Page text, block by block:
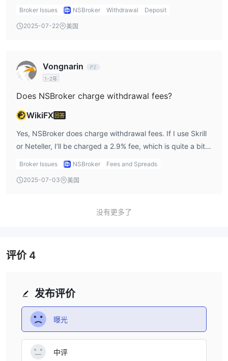
transfers, on the other hand, might take up to 2-3
on Skrill and Neteller, but I’d avoid them for larger
Broker Issues NSBroker Withdrawal Deposit
2025-07-22 美国
Vongnarin
1-2年
Does NSBroker charge withdrawal fees?
WikiFX 回答
Yes, NSBroker does charge withdrawal fees. If I use Skrill
or Neteller, I’ll be charged a 2.9% fee, which is quite a bit
for me, especially on larger amounts. So, I’d definitely
method.
Broker Issues NSBroker Fees and Spreads
2025-07-03 美国
没有更多了
发布评价
曝光
中评
评价4